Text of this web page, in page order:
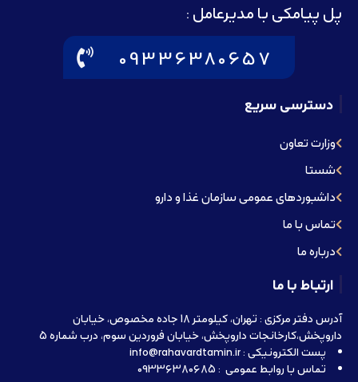
پل پیامکی با مدیرعامل :
09336380657
دسترسی سریع
وزارت تعاون
شستا
داشبوردهای عمومی سازمان غذا و دارو
تماس با ما
درباره ما
ارتباط با ما
آدرس دفتر مرکزی : تهران، کیلومتر 18 جاده مخصوص، خیابان
داروپخش،کارخانجات داروپخش، خیابان فروردین سوم، درب شماره 5
پست الکترونیکی : info@rahavardtamin.ir
تماس با روابط عمومی : 09336380685